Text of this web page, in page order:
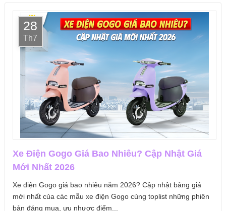
28
Th7
Xe Điện Gogo Giá Bao Nhiêu? Cập Nhật Giá
Mới Nhất 2026
Xe điện Gogo giá bao nhiêu năm 2026? Cập nhật bảng giá
mới nhất của các mẫu xe điện Gogo cùng toplist những phiên
bản đáng mua, ưu nhược điểm...